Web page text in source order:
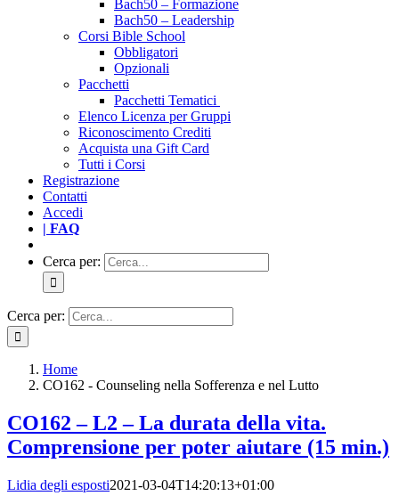
Bach50 – Formazione
Bach50 – Leadership
Corsi Bible School
Obbligatori
Opzionali
Pacchetti
Pacchetti Tematici
Elenco Licenza per Gruppi
Riconoscimento Crediti
Acquista una Gift Card
Tutti i Corsi
Registrazione
Contatti
Accedi
| FAQ
Cerca per:
Cerca per:
Home
CO162 - Counseling nella Sofferenza e nel Lutto
CO162 – L2 – La durata della vita.
Comprensione per poter aiutare (15 min.)
Lidia degli esposti2021-03-04T14:20:13+01:00